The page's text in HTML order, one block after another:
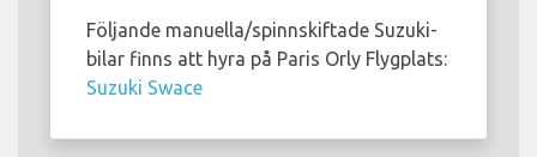
Följande manuella/spinnskiftade Suzuki-
bilar finns att hyra på Paris Orly Flygplats:
Suzuki Swace